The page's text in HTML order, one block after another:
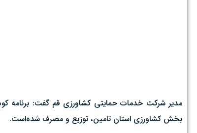
بخش کشاورزی استان تامین، توزیع و مصرف شده‌است‌.